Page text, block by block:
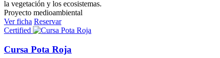
Proyecto medioambiental
Ver ficha Reservar
Certified
Cursa Pota Roja